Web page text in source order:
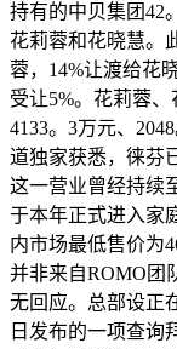
持有的中贝集团42
花莉蓉和花晓慧。
蓉，14%让渡给花
受让5%。花莉蓉
4133。3万元、
道独家获悉，徕芬
这一营业曾经持续
于本年正式进入家
内市场最低售价为
并非来自ROMO团
无回应。总部设正
日发布的一项查询